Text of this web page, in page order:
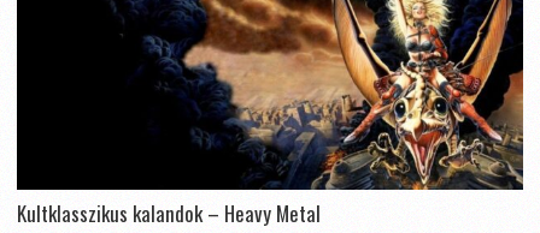
Kultklasszikus kalandok – Heavy Metal